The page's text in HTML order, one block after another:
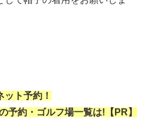
ト予約！
予約・ゴルフ場一覧は!【PR】